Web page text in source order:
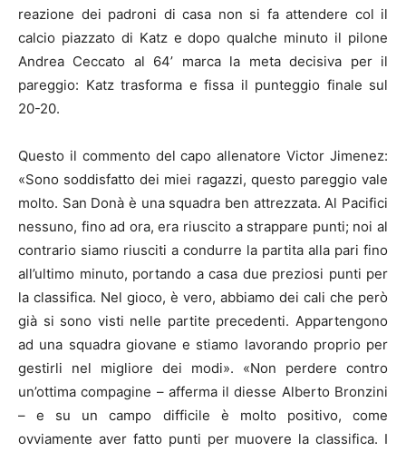
reazione dei padroni di casa non si fa attendere col il
calcio piazzato di Katz e dopo qualche minuto il pilone
Andrea Ceccato al 64’ marca la meta decisiva per il
pareggio: Katz trasforma e fissa il punteggio finale sul
20-20.
Questo il commento del capo allenatore Victor Jimenez:
«Sono soddisfatto dei miei ragazzi, questo pareggio vale
molto. San Donà è una squadra ben attrezzata. Al Pacifici
nessuno, fino ad ora, era riuscito a strappare punti; noi al
contrario siamo riusciti a condurre la partita alla pari fino
all’ultimo minuto, portando a casa due preziosi punti per
la classifica. Nel gioco, è vero, abbiamo dei cali che però
già si sono visti nelle partite precedenti. Appartengono
ad una squadra giovane e stiamo lavorando proprio per
gestirli nel migliore dei modi». «Non perdere contro
un’ottima compagine – afferma il diesse Alberto Bronzini
– e su un campo difficile è molto positivo, come
ovviamente aver fatto punti per muovere la classifica. I